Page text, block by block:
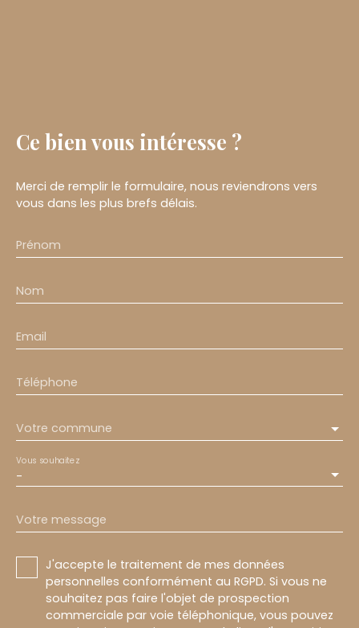
Ce bien vous intéresse ?
Merci de remplir le formulaire, nous reviendrons vers
vous dans les plus brefs délais.
Prénom
Nom
Email
Téléphone
Votre commune
-
Vous souhaitez
Votre message
J'accepte le traitement de mes données
personnelles conformément au RGPD. Si vous ne
souhaitez pas faire l'objet de prospection
commerciale par voie téléphonique, vous pouvez